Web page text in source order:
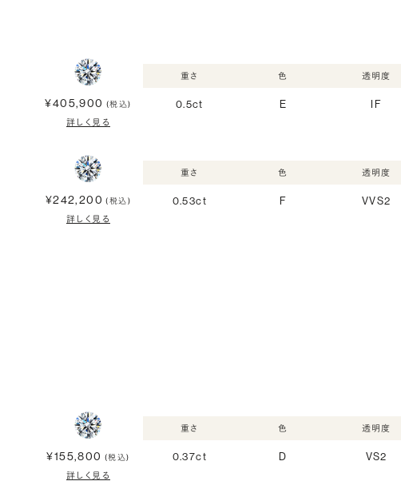
¥405,900 (税込)
詳しく見る
重さ
0.5ct
色
E
透明度
IF
¥242,200 (税込)
詳しく見る
重さ
0.53ct
色
F
透明度
VVS2
¥155,800 (税込)
詳しく見る
重さ
0.37ct
色
D
透明度
VS2